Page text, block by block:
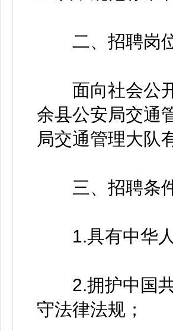
二、招聘岗
面向社会公开
余县公安局交通
局交通管理大队
三、招聘条
1.具有中华人
2.拥护中国共
守法律法规；